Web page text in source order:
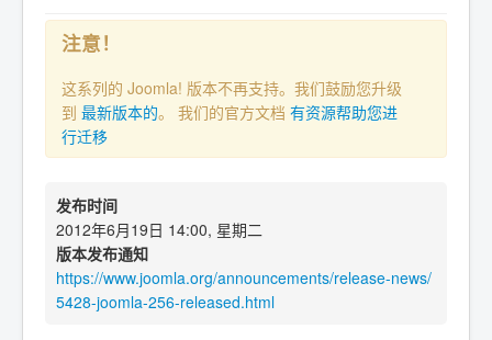
注意！
这系列的 Joomla! 版本不再支持。我们鼓励您升级
到 最新版本的。 我们的官方文档 有资源帮助您进
行迁移
发布时间
2012年6月19日 14:00, 星期二
版本发布通知
https://www.joomla.org/announcements/release-news/
5428-joomla-256-released.html